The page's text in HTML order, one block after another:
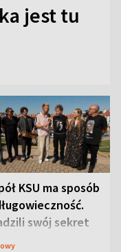
jest tu
KSU ma sposób
swój sekret